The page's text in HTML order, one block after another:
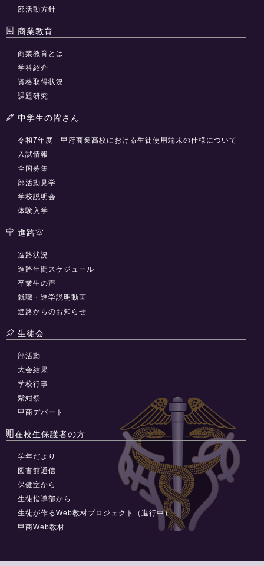
部活動方針
商業教育
商業教育とは
学科紹介
資格取得状況
課題研究
中学生の皆さん
令和7年度 甲府商業高校における生徒使用端末の仕様について
入試情報
全国募集
部活動見学
学校説明会
体験入学
進路室
進路状況
進路年間スケジュール
卒業生の声
就職・進学説明動画
進路からのお知らせ
生徒会
部活動
大会結果
学校行事
紫紺祭
甲商デパート
在校生保護者の方
学年だより
図書館通信
保健室から
生徒指導部から
生徒が作るWeb教材プロジェクト（進行中）
甲商Web教材